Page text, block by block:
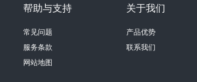
帮助与支持
常见问题
服务条款
网站地图
关于我们
产品优势
联系我们